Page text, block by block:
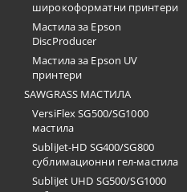
широкоформатни принтери
Мастила за Epson
DiscProducer
Мастила за Epson UV
принтери
SAWGRASS МАСТИЛА
VersiFlex SG500/SG1000
мастила
SubliJet-HD SG400/SG800
сублимационни гел-мастила
SubliJet UHD SG500/SG1000